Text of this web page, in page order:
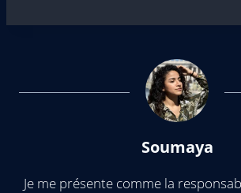
Soumaya
Je me présente comme la